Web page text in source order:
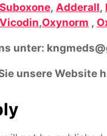
Suboxone, Adderall,
Vicodin,Oxynorm ,
unter:
unsere Website